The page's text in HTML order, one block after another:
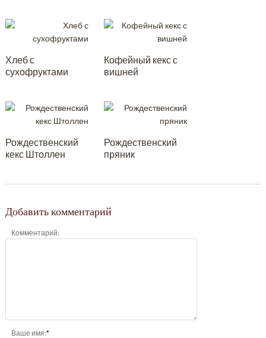
Хлеб с
сухофруктами
Кофейный кекс с
вишней
Рождественский
кекс Штоллен
Рождественский
пряник
Добавить комментарий
Комментарий:
Ваше имя:*